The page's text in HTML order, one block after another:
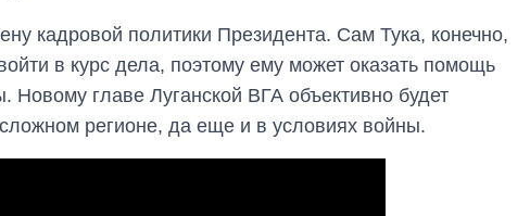
кадровой политики Президента. Сам Тука, конечно,
в курс дела, поэтому ему может оказать помощь
главе Луганской ВГА объективно будет
регионе, да еще и в условиях войны.